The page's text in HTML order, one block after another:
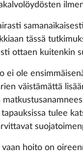
tässä
ottaen kuitenkin
ei ole
väistämättä
tulee
hoito on